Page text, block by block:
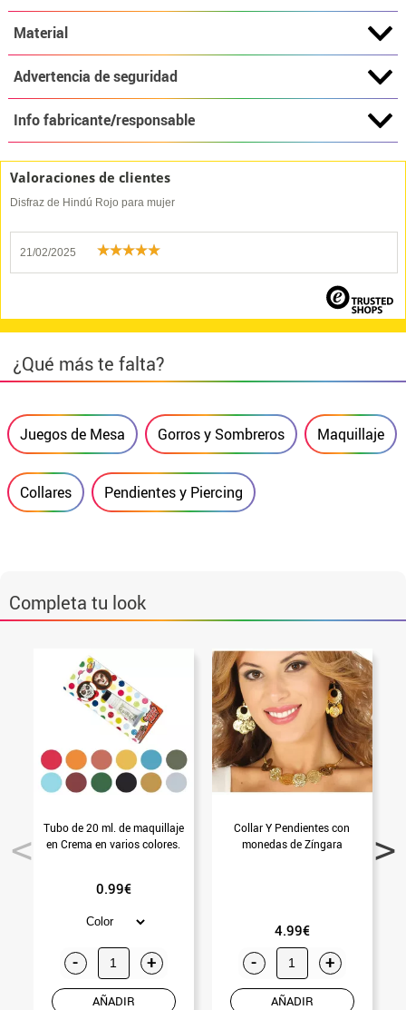
Material
Advertencia de seguridad
Info fabricante/responsable
Valoraciones de clientes
Disfraz de Hindú Rojo para mujer
21/02/2025
¿Qué más te falta?
Juegos de Mesa Gorros y Sombreros Maquillaje
Collares Pendientes y Piercing
Completa tu look
Tubo de 20 ml. de maquillaje
en Crema en varios colores.
0.99€
- +
AÑADIR
Collar Y Pendientes con
monedas de Zíngara
4.99€
- +
AÑADIR